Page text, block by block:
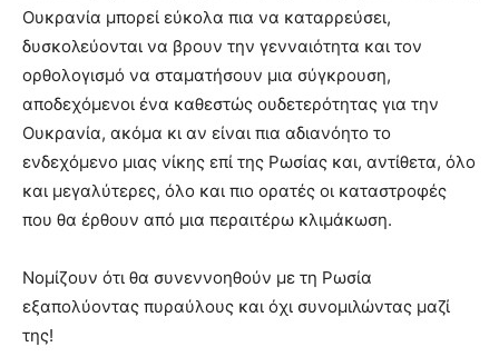
Ουκρανία μπορεί εύκολα πια να καταρρεύσει,
δυσκολεύονται να βρουν την γενναιότητα και τον
ορθολογισμό να σταματήσουν μια σύγκρουση,
αποδεχόμενοι ένα καθεστώς ουδετερότητας για την
Ουκρανία, ακόμα κι αν είναι πια αδιανόητο το
ενδεχόμενο μιας νίκης επί της Ρωσίας και, αντίθετα, όλο
και μεγαλύτερες, όλο και πιο ορατές οι καταστροφές
που θα έρθουν από μια περαιτέρω κλιμάκωση.
Νομίζουν ότι θα συνεννοηθούν με τη Ρωσία
εξαπολύοντας πυραύλους και όχι συνομιλώντας μαζί
της!